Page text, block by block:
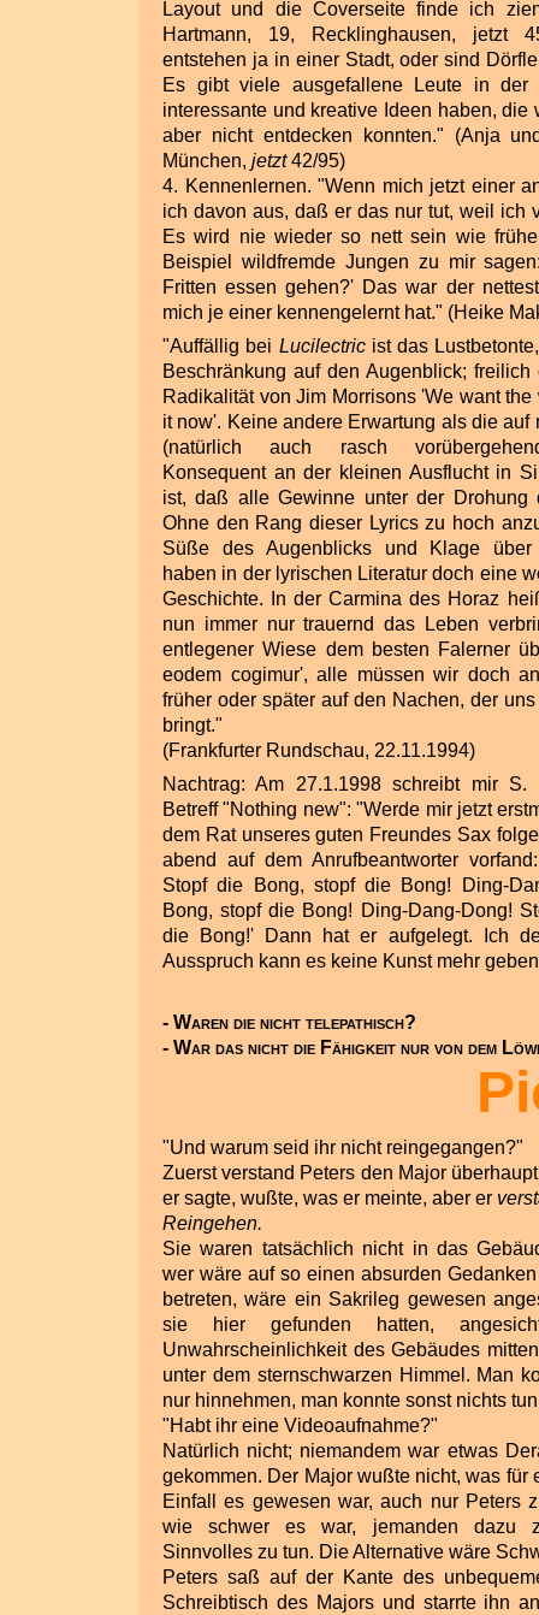
Layout und die Coverseite finde ich
Hartmann, 19, Recklinghausen, jetzt
entstehen ja in einer Stadt, oder sind
Es gibt viele ausgefallene Leute in der
interessante und kreative Ideen haben, die
aber nicht entdecken konnten." (Anja
München, jetzt42/95)
4. Kennenlernen. "Wenn mich jetzt einer
ich davon aus, daß er das nur tut, weil ich
Es wird nie wieder so nett sein wie
Beispiel wildfremde Jungen zu mir
Fritten essen gehen?' Das war der
mich je einer kennengelernt hat." (Heike
"Auffällig bei Lucilectricist das
Beschränkung auf den Augenblick;
Radikalität von Jim Morrisons 'We want
it now'. Keine andere Erwartung als die auf
(natürlich auch rasch
Konsequent an der kleinen Ausflucht in
ist, daß alle Gewinne unter der Drohung
Ohne den Rang dieser Lyrics zu hoch
Süße des Augenblicks und Klage über
haben in der lyrischen Literatur doch eine
Geschichte. In der Carmina des Horaz
nun immer nur trauernd das Leben
entlegener Wiese dem besten Falerner
eodem cogimur', alle müssen wir doch
früher oder später auf den Nachen, der
bringt."
(Frankfurter Rundschau, 22.11.1994)
Nachtrag: Am 27.1.1998 schreibt mir S.
Betreff "Nothing new": "Werde mir jetzt
dem Rat unseres guten Freundes Sax
abend auf dem Anrufbeantworter
Stopf die Bong, stopf die Bong! Ding-
Bong, stopf die Bong! Ding-Dang-Dong!
die Bong!' Dann hat er aufgelegt. Ich
Ausspruch kann es keine Kunst mehr
- Waren die nicht telepathisch?
- War das nicht die Fähigkeit nur von dem
"Und warum seid ihr nicht reingegangen?"
Zuerst verstand Peters den Major
er sagte, wußte, was er meinte, aber er
Reingehen.
Sie waren tatsächlich nicht in das
wer wäre auf so einen absurden
betreten, wäre ein Sakrileg gewesen
sie hier gefunden hatten,
Unwahrscheinlichkeit des Gebäudes
unter dem sternschwarzen Himmel. Man
nur hinnehmen, man konnte sonst nichts
"Habt ihr eine Videoaufnahme?"
Natürlich nicht; niemandem war etwas
gekommen. Der Major wußte nicht, was für
Einfall es gewesen war, auch nur Peters
wie schwer es war, jemanden dazu
Sinnvolles zu tun. Die Alternative wäre
Peters saß auf der Kante des
Schreibtisch des Majors und starrte ihn